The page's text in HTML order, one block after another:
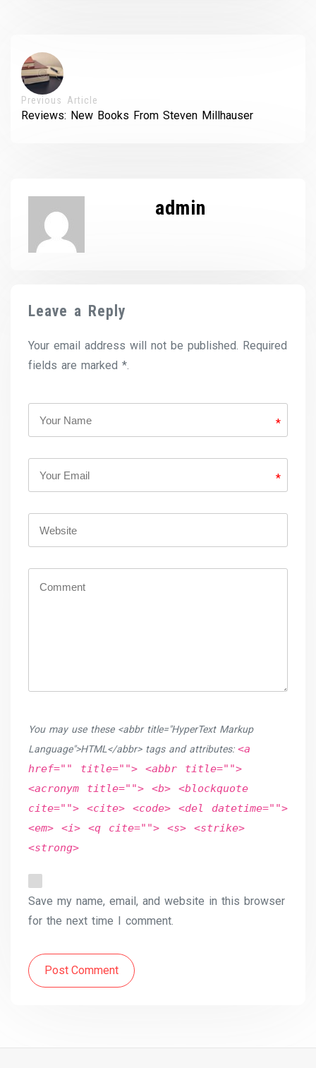
Previous Article
Reviews: New Books From Steven Millhauser
admin
Leave a Reply
Your email address will not be published. Required
fields are marked *.
*
*
You may use these <abbr title="HyperText Markup
Language">HTML</abbr> tags and attributes: <a
href="" title=""> <abbr title="">
<acronym title=""> <b> <blockquote
cite=""> <cite> <code> <del datetime="">
<em> <i> <q cite=""> <s> <strike>
<strong>
Save my name, email, and website in this browser
for the next time I comment.
Post Comment